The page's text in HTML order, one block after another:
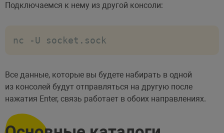
Подключаемся к нему из другой консоли:
nc -U socket.sock
Все данные, которые вы будете набирать в одной
из консолей будут отправляться на другую после
нажатия Enter, связь работает в обоих направлениях.